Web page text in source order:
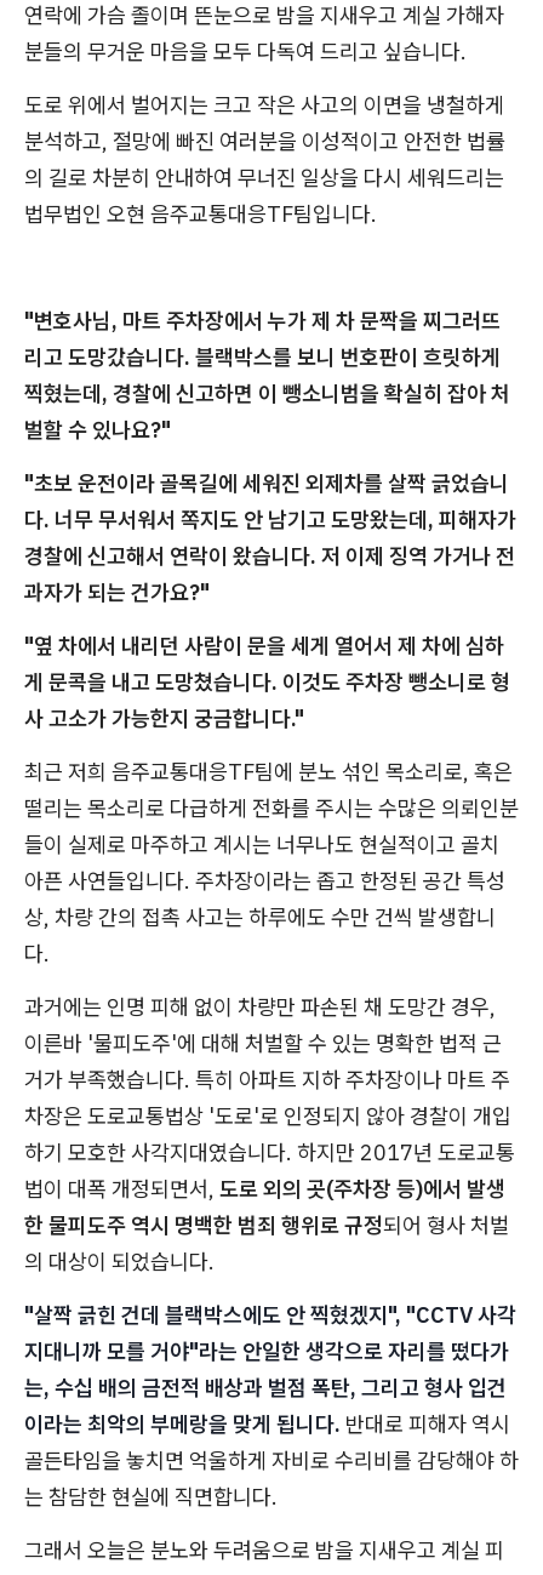
연락에 가슴 졸이며 뜬눈으로 밤을 지새우고 계실 가해자
분들의 무거운 마음을 모두 다독여 드리고 싶습니다.
도로 위에서 벌어지는 크고 작은 사고의 이면을 냉철하게
분석하고, 절망에 빠진 여러분을 이성적이고 안전한 법률
의 길로 차분히 안내하여 무너진 일상을 다시 세워드리는
법무법인 오현 음주교통대응TF팀입니다.
"변호사님, 마트 주차장에서 누가 제 차 문짝을 찌그러뜨
리고 도망갔습니다. 블랙박스를 보니 번호판이 흐릿하게
찍혔는데, 경찰에 신고하면 이 뺑소니범을 확실히 잡아 처
벌할 수 있나요?"
"초보 운전이라 골목길에 세워진 외제차를 살짝 긁었습니
다. 너무 무서워서 쪽지도 안 남기고 도망왔는데, 피해자가
경찰에 신고해서 연락이 왔습니다. 저 이제 징역 가거나 전
과자가 되는 건가요?"
"옆 차에서 내리던 사람이 문을 세게 열어서 제 차에 심하
게 문콕을 내고 도망쳤습니다. 이것도 주차장 뺑소니로 형
사 고소가 가능한지 궁금합니다."
최근 저희 음주교통대응TF팀에 분노 섞인 목소리로, 혹은
떨리는 목소리로 다급하게 전화를 주시는 수많은 의뢰인분
들이 실제로 마주하고 계시는 너무나도 현실적이고 골치
아픈 사연들입니다. 주차장이라는 좁고 한정된 공간 특성
상, 차량 간의 접촉 사고는 하루에도 수만 건씩 발생합니
다.
과거에는 인명 피해 없이 차량만 파손된 채 도망간 경우,
이른바 '물피도주'에 대해 처벌할 수 있는 명확한 법적 근
거가 부족했습니다. 특히 아파트 지하 주차장이나 마트 주
차장은 도로교통법상 '도로'로 인정되지 않아 경찰이 개입
하기 모호한 사각지대였습니다. 하지만 2017년 도로교통
법이 대폭 개정되면서, 도로 외의 곳(주차장 등)에서 발생
한 물피도주 역시 명백한 범죄 행위로 규정되어 형사 처벌
의 대상이 되었습니다.
"살짝 긁힌 건데 블랙박스에도 안 찍혔겠지", "CCTV 사각
지대니까 모를 거야"라는 안일한 생각으로 자리를 떴다가
는, 수십 배의 금전적 배상과 벌점 폭탄, 그리고 형사 입건
이라는 최악의 부메랑을 맞게 됩니다. 반대로 피해자 역시
골든타임을 놓치면 억울하게 자비로 수리비를 감당해야 하
는 참담한 현실에 직면합니다.
그래서 오늘은 분노와 두려움으로 밤을 지새우고 계실 피